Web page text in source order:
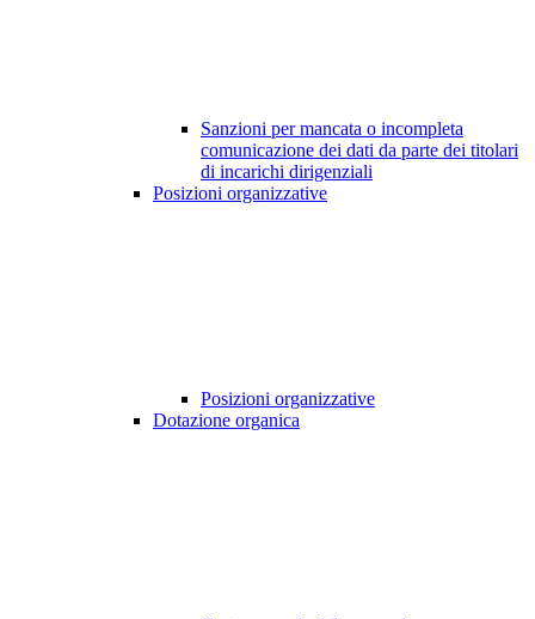
Sanzioni per mancata o incompleta
comunicazione dei dati da parte dei titolari
di incarichi dirigenziali
Posizioni organizzative
Posizioni organizzative
Dotazione organica